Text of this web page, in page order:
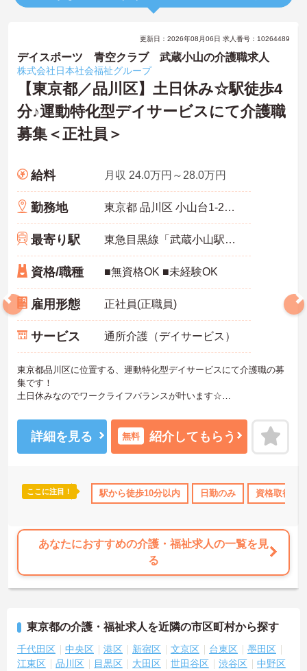
産休･育休･介護休暇取得実績あり 社会保険完備 退職金制度あり
更新日：2026年08月06日 求人番号：10264489
デイスポーツ 青空クラブ 武蔵小山の介護職求人
株式会社日本社会福祉グループ
【東京都／品川区】土日休み☆駅徒歩4
分♪運動特化型デイサービスにて介護職
募集＜正社員＞
給料 月収 24.0万円～28.0万円
勤務地 東京都 品川区 小山台1-26-19
最寄り駅 東急目黒線「武蔵小山駅」徒歩4分
資格/職種 ■無資格OK ■未経験OK
雇用形態 正社員(正職員)
サービス 通所介護（デイサービス）
東京都品川区に位置する、運動特化型デイサービスにて介護職の募
集です！
土日休みなのでワークライフバランスが叶います☆
ご興味のある方には、面接対策ポイントなど、さらに詳細をお話し
いたしますのでお気軽にご相談ください！
詳細を見る 無料 紹介してもらう
ここに注目！ 駅から徒歩10分以内 日勤のみ 資格取得サ
あなたにおすすめの介護・福祉求人の一覧を見
る
東京都の介護・福祉求人を近隣の市区町村から探す
千代田区 中央区 港区 新宿区 文京区 台東区
墨田区
江東区
品川区 目黒区 大田区 世田谷区 渋谷区
中野区